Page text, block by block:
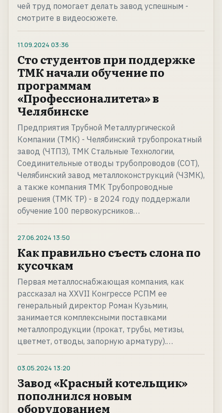
чей труд помогает делать завод успешным -
смотрите в видеосюжете.
11.09.2024 03:36
Сто студентов при поддержке
ТМК начали обучение по
программам
«Профессионалитета» в
Челябинске
Предприятия Трубной Металлургической
Компании (ТМК) - Челябинский трубопрокатный
завод (ЧТПЗ), ТМК Стальные Технологии,
Соединительные отводы трубопроводов (СОТ),
Челябинский завод металлоконструкций (ЧЗМК),
а также компания ТМК Трубопроводные
решения (ТМК ТР) - в 2024 году поддержали
обучение 100 первокурсников…
27.06.2024 13:50
Как правильно съесть слона по
кусочкам
Первая металлоснабжающая компания, как
рассказал на XXVII Конгрессе РСПМ ее
генеральный директор Роман Кузьмин,
занимается комплексными поставками
металлопродукции (прокат, трубы, метизы,
цветмет, отводы, запорную арматуру).…
03.05.2024 13:20
Завод «Красный котельщик»
пополнился новым
оборудованием